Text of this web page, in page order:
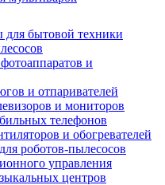
для бытовой техники
и
и отпаривателей
и мониторов
телефонов
и обогревателей
роботов-пылесосов
управления
центров